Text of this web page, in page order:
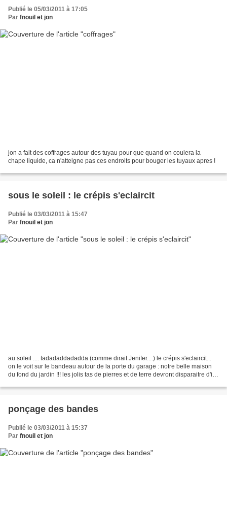
Publié le 05/03/2011 à 17:05
Par fnouil et jon
jon a fait des coffrages autour des tuyau pour que quand on coulera la
chape liquide, ca n'atteigne pas ces endroits pour bouger les tuyaux apres !
sous le soleil : le crépis s'eclaircit
Publié le 03/03/2011 à 15:47
Par fnouil et jon
au soleil .... tadadaddadadda (comme dirait Jenifer....) le crépis s'eclaircit...
on le voit sur le bandeau autour de la porte du garage : notre belle maison
du fond du jardin !!! les jolis tas de pierres et de terre devront disparaitre d'ici
ponçage des bandes
Publié le 03/03/2011 à 15:37
Par fnouil et jon